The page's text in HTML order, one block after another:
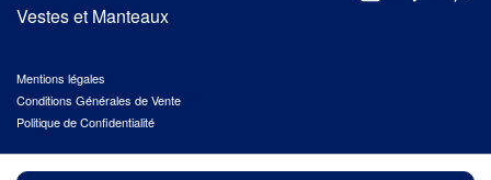
Vestes et Manteaux
Mentions légales
Conditions Générales de Vente
Politique de Confidentialité